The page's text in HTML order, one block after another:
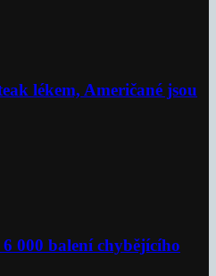
lékem, Američané jsou
000 balení chybějícího